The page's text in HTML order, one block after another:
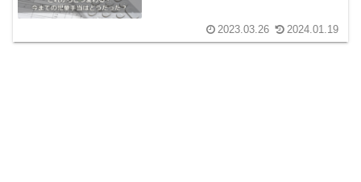
2023.03.26 2024.01.19